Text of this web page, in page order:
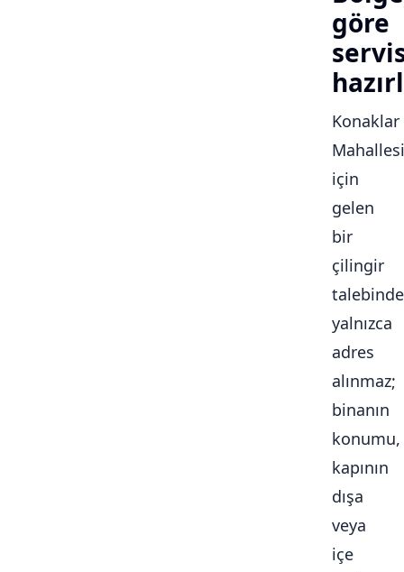
göre
Konaklar
Mahallesi
için
gelen
bir
çilingir
talebinde
yalnızca
adres
alınmaz;
binanın
konumu,
kapının
dışa
veya
içe